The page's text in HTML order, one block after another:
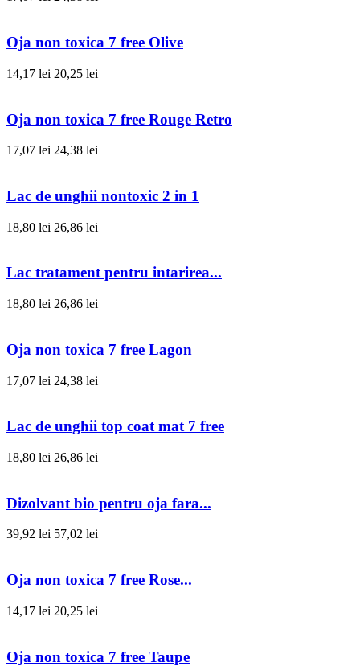
Oja non toxica 7 free Olive
14,17 lei 20,25 lei
Oja non toxica 7 free Rouge Retro
17,07 lei 24,38 lei
Lac de unghii nontoxic 2 in 1
18,80 lei 26,86 lei
Lac tratament pentru intarirea...
18,80 lei 26,86 lei
Oja non toxica 7 free Lagon
17,07 lei 24,38 lei
Lac de unghii top coat mat 7 free
18,80 lei 26,86 lei
Dizolvant bio pentru oja fara...
39,92 lei 57,02 lei
Oja non toxica 7 free Rose...
14,17 lei 20,25 lei
Oja non toxica 7 free Taupe